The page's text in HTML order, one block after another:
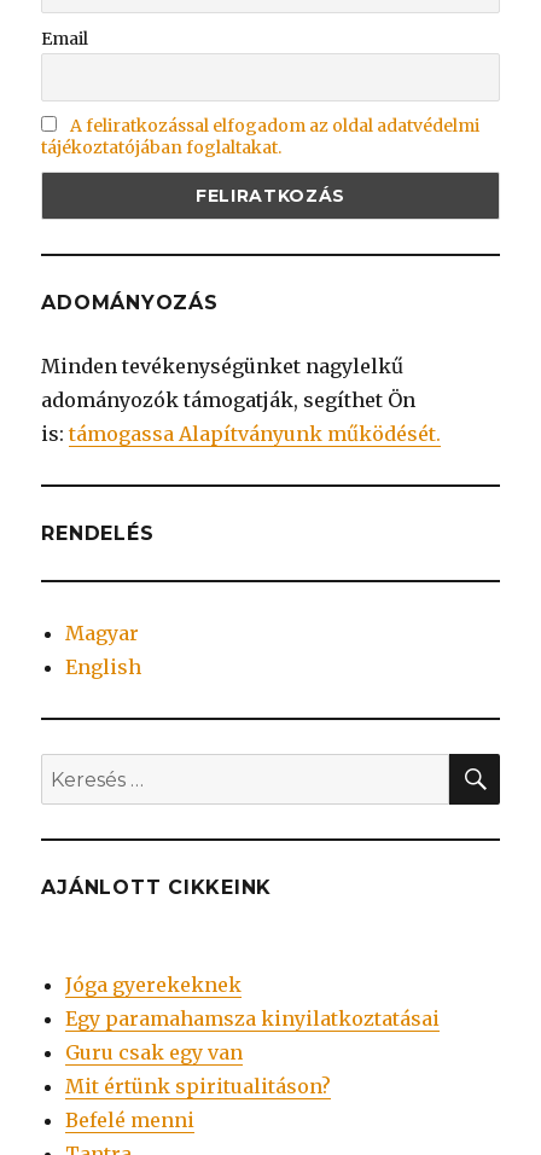
Email
A feliratkozással elfogadom az oldal adatvédelmi
tájékoztatójában foglaltakat.
ADOMÁNYOZÁS
Minden tevékenységünket nagylelkű
adományozók támogatják, segíthet Ön
is:támogassa Alapítványunk működését.
RENDELÉS
Magyar
English
Keresés
a
következő
kifejezésre:
AJÁNLOTT CIKKEINK
Jóga gyerekeknek
Egy paramahamsza kinyilatkoztatásai
Guru csak egy van
Mit értünk spiritualitáson?
Befelé menni